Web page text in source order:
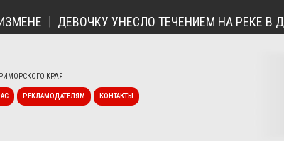
КРАЯ
РЕКЛАМОДАТЕЛЯМ КОНТАКТЫ
УНЕСЛО ТЕЧЕНИЕМ НА РЕКЕ В ДАЛЬНЕГОРСКЕ